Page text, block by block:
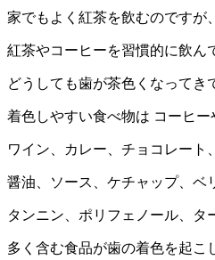
家でもよく紅茶を飲むのですが、
紅茶やコーヒーを習慣的に飲ん
どうしても歯が茶色くなってき
着色しやすい食べ物は コーヒー
ワイン、カレー、チョコレート、
醤油、ソース、ケチャップ、ベ
タンニン、ポリフェノール、タ
多く含む食品が歯の着色を起こ